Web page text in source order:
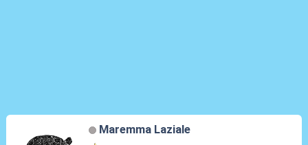
Maremma Laziale